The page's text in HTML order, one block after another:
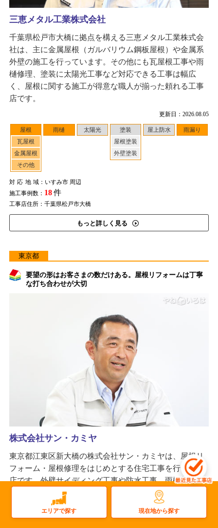
更新日：2026.08.05
屋根
瓦屋根
金属屋根
その他
雨樋 太陽光
塗装
屋根塗装
外壁塗装
屋上防水 雨漏り
対応地域：いすみ市 周辺
施工事例数： 18件
工事店住所：千葉県松戸市大橋
もっと詳しく見る
三恵メタル工業株式会社
千葉県松戸市大橋に拠点を構える三恵メタル工業株式会
社は、主に金属屋根（ガルバリウム鋼板屋根）や金属系
外壁の施工を行っています。その他にも瓦屋根工事や雨
樋修理、塗装に太陽光工事など対応できる工事は幅広
く、屋根に関する施工が得意な職人が揃った頼れる工事
店です。
東京都
要望の形はお客さまの数だけある。屋根リフォームは丁寧
な打ち合わせが大切
株式会社サン・カミヤ
東京都江東区新大橋の株式会社サン・カミヤは、屋根リ
フォーム・屋根修理をはじめとする住宅工事を行う工事
店です。外壁サイディング工事や防水工事、雨樋修理に
も対応可能。関東に広く営業所を持ち、機動力や提案
力、技術の高さに定評があります。
エリアで探す 現在地から探す